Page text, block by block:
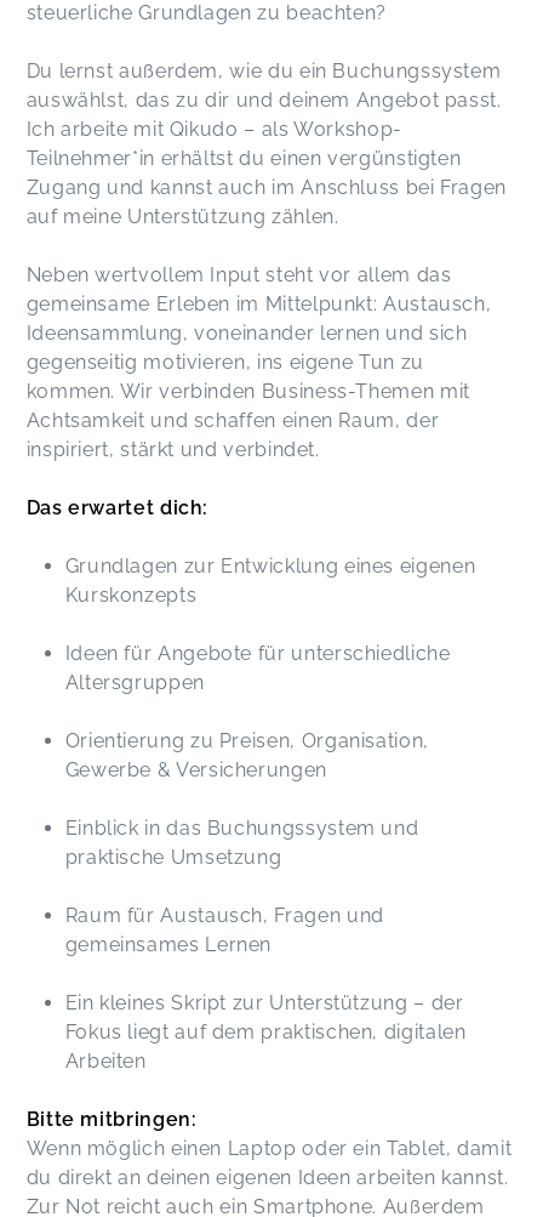
steuerliche Grundlagen zu beachten?
Du lernst außerdem, wie du ein Buchungssystem
auswählst, das zu dir und deinem Angebot passt.
Ich arbeite mit Qikudo – als Workshop-
Teilnehmer*in erhältst du einen vergünstigten
Zugang und kannst auch im Anschluss bei Fragen
auf meine Unterstützung zählen.
Neben wertvollem Input steht vor allem das
gemeinsame Erleben im Mittelpunkt: Austausch,
Ideensammlung, voneinander lernen und sich
gegenseitig motivieren, ins eigene Tun zu
kommen. Wir verbinden Business-Themen mit
Achtsamkeit und schaffen einen Raum, der
inspiriert, stärkt und verbindet.
Das erwartet dich:
Grundlagen zur Entwicklung eines eigenen
Kurskonzepts
Ideen für Angebote für unterschiedliche
Altersgruppen
Orientierung zu Preisen, Organisation,
Gewerbe & Versicherungen
Einblick in das Buchungssystem und
praktische Umsetzung
Raum für Austausch, Fragen und
gemeinsames Lernen
Ein kleines Skript zur Unterstützung – der
Fokus liegt auf dem praktischen, digitalen
Arbeiten
Bitte mitbringen:
Wenn möglich einen Laptop oder ein Tablet, damit
du direkt an deinen eigenen Ideen arbeiten kannst.
Zur Not reicht auch ein Smartphone. Außerdem